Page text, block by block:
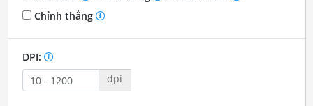
Chỉnh thẳng
DPI:
dpi